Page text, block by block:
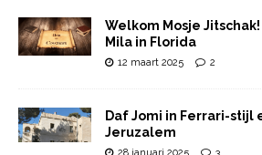
Welkom Mosje
Mila in Florida
12 maart 2025 2
Daf Jomi in Ferrari-stijl
Jeruzalem